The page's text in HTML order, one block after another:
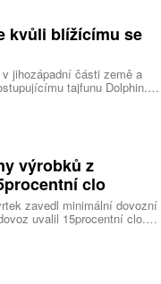
kvůli blížícímu se
jihozápadní části země a
tajfunu Dolphin.
silný vítr, prudký déšť a
je tajfunem první, tedy
výrobků z
clo
zavedl minimální dovozní
uvalil 15procentní clo.
a je hlavní složkou
producentem je Čína.